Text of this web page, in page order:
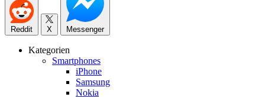
Reddit X Messenger
Kategorien
Smartphones
iPhone
Samsung
Nokia